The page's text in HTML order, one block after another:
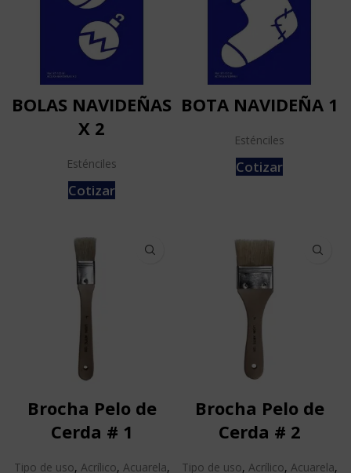
BOLAS NAVIDEÑAS
X 2
Esténciles
Cotizar
BOTA NAVIDEÑA 1
Esténciles
Cotizar
Brocha Pelo de
Cerda # 1
Tipo de uso, Acrílico, Acuarela,
Brocha Pelo de
Cerda # 2
Tipo de uso, Acrílico, Acuarela,